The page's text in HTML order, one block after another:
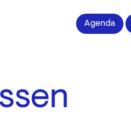
l'Image impriméeAgenda